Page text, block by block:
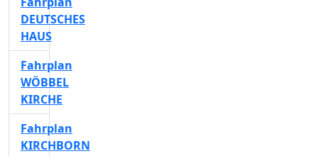
DEUTSCHES
HAUS
Fahrplan
WÖBBEL
KIRCHE
Fahrplan
KIRCHBORN